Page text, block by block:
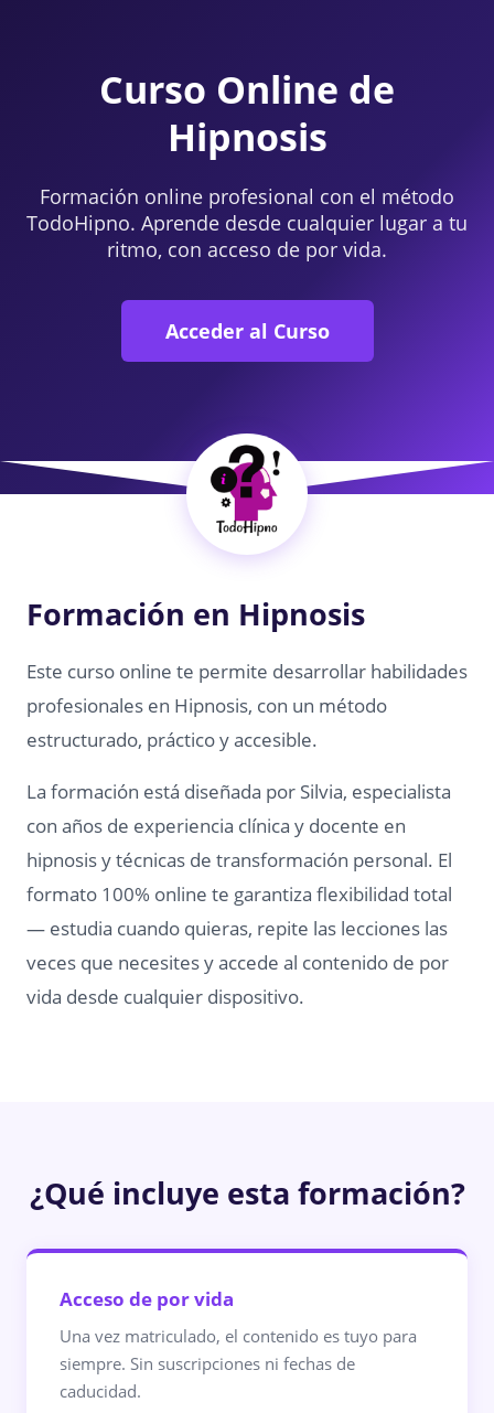
Curso Online de
Hipnosis
Formación online profesional con el método
TodoHipno. Aprende desde cualquier lugar a tu
ritmo, con acceso de por vida.
Acceder al Curso
Formación en Hipnosis
Este curso online te permite desarrollar habilidades
profesionales en Hipnosis, con un método
estructurado, práctico y accesible.
La formación está diseñada por Silvia, especialista
con años de experiencia clínica y docente en
hipnosis y técnicas de transformación personal. El
formato 100% online te garantiza flexibilidad total
— estudia cuando quieras, repite las lecciones las
veces que necesites y accede al contenido de por
vida desde cualquier dispositivo.
¿Qué incluye esta formación?
Acceso de por vida
Una vez matriculado, el contenido es tuyo para
siempre. Sin suscripciones ni fechas de
caducidad.